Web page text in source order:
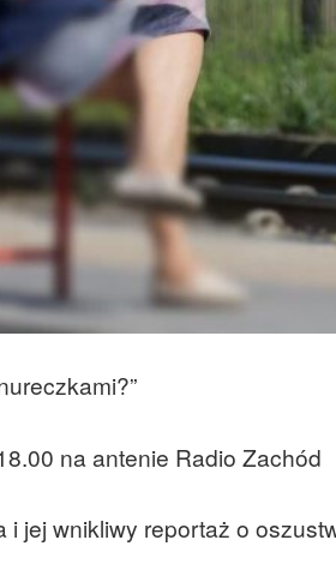
na antenie Radio Zachód
i jej wnikliwy reportaż o